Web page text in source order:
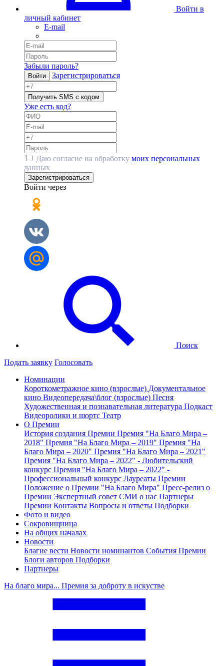
Войти в
личный кабинет
E-mail
Забыли пароль?
Войти Зарегистрироваться
Получить SMS с кодом
Уже есть код?
Даю согласие на обработку моих персональных
данных
Зарегистрироваться
Войти через
Поиск
Подать заявку Голосовать
Номинации
Короткометражное кино (взрослые) Документальное
кино Видеопередача\блог (взрослые) Песня
Художественная и познавательная литература Подкаст
Видеоролики и шортс Театр
О Премии
История создания Премии Премия "На Благо Мира –
2018" Премия "На Благо Мира – 2019" Премия "На
Благо Мира – 2020" Премия "На Благо Мира – 2021"
Премия "На Благо Мира – 2022" - Любительский
конкурс Премия "На Благо Мира – 2022" -
Профессиональный конкурс Лауреаты Премии
Положение о Премии "На Благо Мира" Пресс-релиз о
Премии Экспертный совет СМИ о нас Партнеры
Премии Контакты Вопросы и ответы Подборки
Фото и видео
Сокровищница
На общих началах
Новости
Благие вести Новости номинантов События Премии
Блоги авторов Подборки
Партнеры
На благо мира... Премия за доброту в искустве